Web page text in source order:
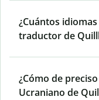
¿Cuántos
traductor de
¿Cómo de
Ucraniano de